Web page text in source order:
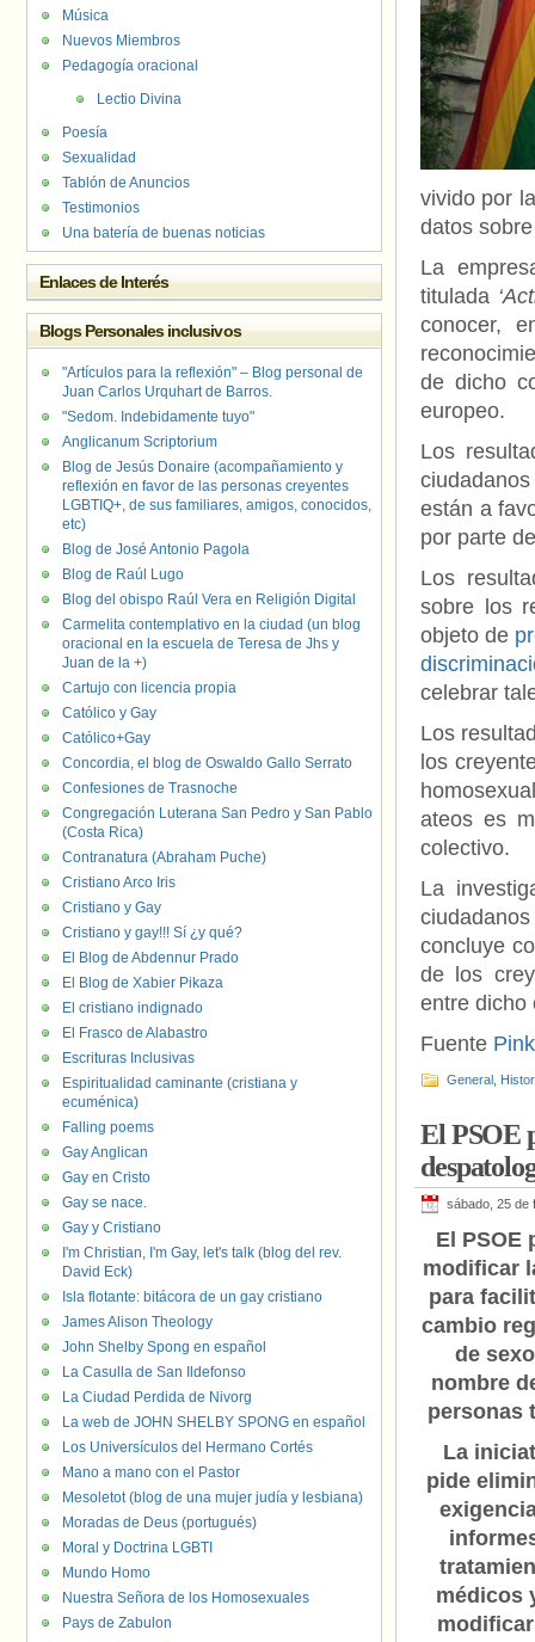
vivido por
datos
La
titulada
conocer,
de dicho
europeo.
Los
están a
por parte
Los
sobre los
objeto de
celebrar
Los
los
ateos es
colectivo.
La
concluye
de los
entre dicho
Fuente
General
El PSOE
sábado, 25 de
El PSOE
modificar
para
cambio
de
nombre
personas
La
pide
médicos
Música
Nuevos Miembros
Pedagogía oracional
Lectio Divina
Poesía
Sexualidad
Tablón de Anuncios
Testimonios
Una batería de buenas noticias
Enlaces de Interés
Blogs Personales inclusivos
"Artículos para la reflexión" – Blog personal de
Juan Carlos Urquhart de Barros.
"Sedom. Indebidamente tuyo"
Anglicanum Scriptorium
Blog de Jesús Donaire (acompañamiento y
reflexión en favor de las personas creyentes
LGBTIQ+, de sus familiares, amigos, conocidos,
etc)
Blog de José Antonio Pagola
Blog de Raúl Lugo
Blog del obispo Raúl Vera en Religión Digital
Carmelita contemplativo en la ciudad (un blog
oracional en la escuela de Teresa de Jhs y
Juan de la +)
Cartujo con licencia propia
Católico y Gay
Católico+Gay
Concordia, el blog de Oswaldo Gallo Serrato
Confesiones de Trasnoche
Congregación Luterana San Pedro y San Pablo
(Costa Rica)
Contranatura (Abraham Puche)
Cristiano Arco Iris
Cristiano y Gay
Cristiano y gay!!! Sí ¿y qué?
El Blog de Abdennur Prado
El Blog de Xabier Pikaza
El cristiano indignado
El Frasco de Alabastro
Escrituras Inclusivas
Espiritualidad caminante (cristiana y
ecuménica)
Falling poems
Gay Anglican
Gay en Cristo
Gay se nace.
Gay y Cristiano
I'm Christian, I'm Gay, let's talk (blog del rev.
David Eck)
Isla flotante: bitácora de un gay cristiano
James Alison Theology
John Shelby Spong en español
La Casulla de San Ildefonso
La Ciudad Perdida de Nivorg
La web de JOHN SHELBY SPONG en español
Los Universículos del Hermano Cortés
Mano a mano con el Pastor
Mesoletot (blog de una mujer judía y lesbiana)
Moradas de Deus (portugués)
Moral y Doctrina LGBTI
Mundo Homo
Nuestra Señora de los Homosexuales
Pays de Zabulon